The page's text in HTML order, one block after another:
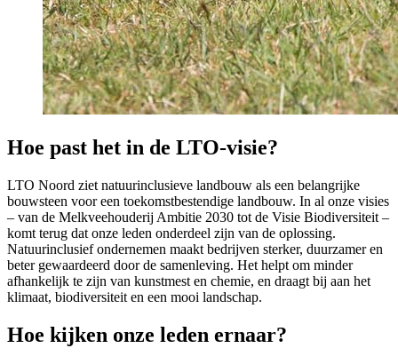
Hoe past het in de LTO-visie?
LTO Noord ziet natuurinclusieve landbouw als een belangrijke
bouwsteen voor een toekomstbestendige landbouw. In al onze visies
– van de Melkveehouderij Ambitie 2030 tot de Visie Biodiversiteit –
komt terug dat onze leden onderdeel zijn van de oplossing.
Natuurinclusief ondernemen maakt bedrijven sterker, duurzamer en
beter gewaardeerd door de samenleving. Het helpt om minder
afhankelijk te zijn van kunstmest en chemie, en draagt bij aan het
klimaat, biodiversiteit en een mooi landschap.
Hoe kijken onze leden ernaar?